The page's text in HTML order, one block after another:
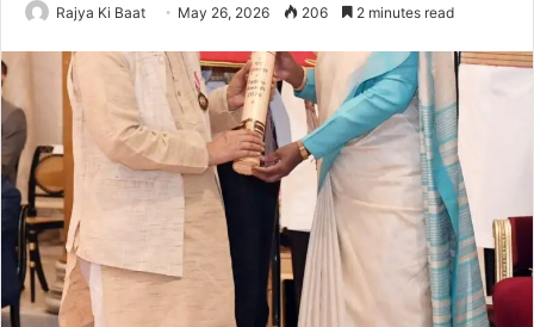
Rajya Ki Baat May 26, 2026 206 2 minutes read